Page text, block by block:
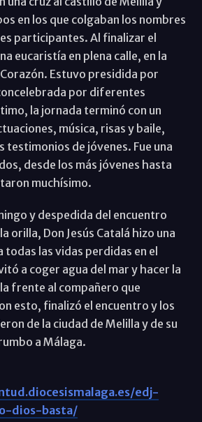
en los que colgaban los nombres
participantes. Al finalizar el
eucaristía en plena calle, en la
Estuvo presidida por
por diferentes
la jornada terminó con un
música, risas y baile,
testimonios de jóvenes. Fue una
desde los más jóvenes hasta
muchísimo.
y despedida del encuentro
orilla, Don Jesús Catalá hizo una
todas las vidas perdidas en el
a coger agua del mar y hacer la
frente al compañero que
esto, finalizó el encuentro y los
de la ciudad de Melilla y de su
a Málaga.
edj-
dios-basta/